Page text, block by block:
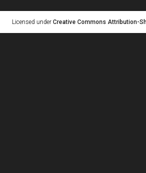
Licensed under Creative Commons Attribution-